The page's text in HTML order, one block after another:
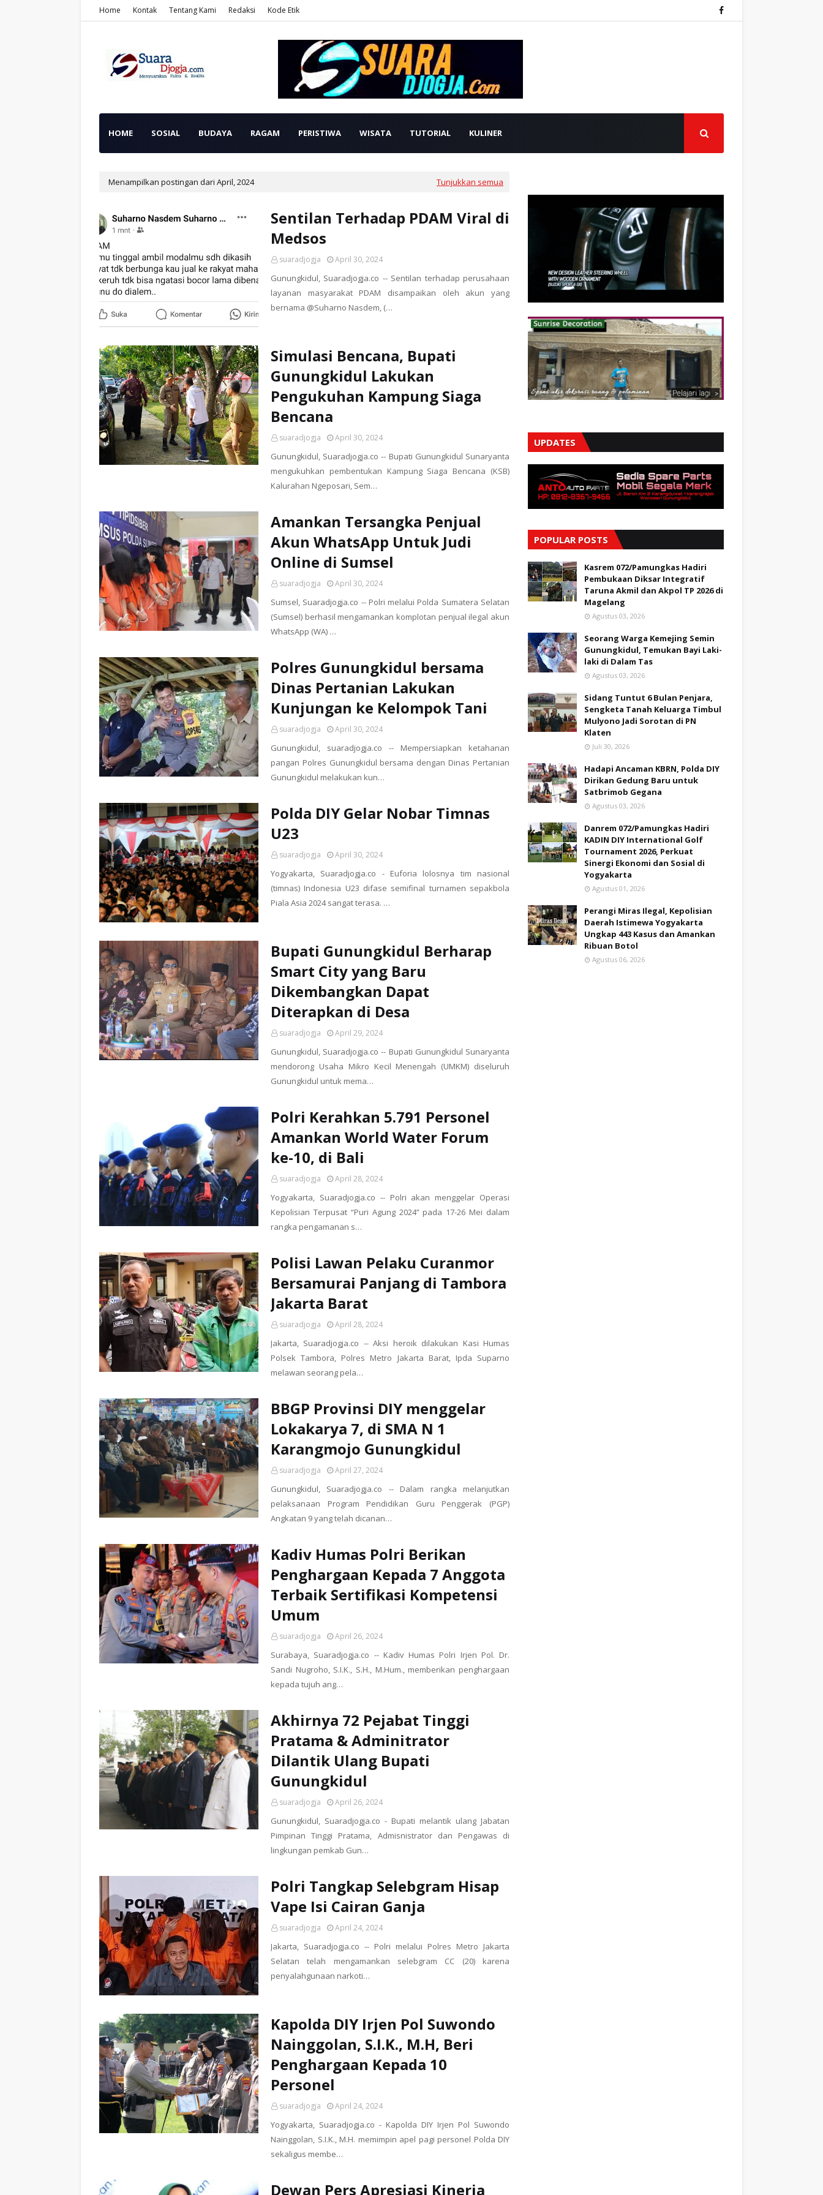
Home Kontak Tentang Kami Redaksi Kode Etik
HOME SOSIAL BUDAYA RAGAM PERISTIWA WISATA TUTORIAL KULINER
Menampilkan postingan dari April, 2024 Tunjukkan semua
Sentilan Terhadap PDAM Viral di
Medsos
suaradjogja April 30, 2024
Gunungkidul, Suaradjogja.co -- Sentilan terhadap perusahaan
layanan masyarakat PDAM disampaikan oleh akun yang
bernama @Suharno Nasdem, (…
Simulasi Bencana, Bupati
Gunungkidul Lakukan
Pengukuhan Kampung Siaga
Bencana
suaradjogja April 30, 2024
Gunungkidul, Suaradjogja.co -- Bupati Gunungkidul Sunaryanta
mengukuhkan pembentukan Kampung Siaga Bencana (KSB)
Kalurahan Ngeposari, Sem…
Amankan Tersangka Penjual
Akun WhatsApp Untuk Judi
Online di Sumsel
suaradjogja April 30, 2024
Sumsel, Suaradjogja.co -- Polri melalui Polda Sumatera Selatan
(Sumsel) berhasil mengamankan komplotan penjual ilegal akun
WhatsApp (WA) …
Polres Gunungkidul bersama
Dinas Pertanian Lakukan
Kunjungan ke Kelompok Tani
suaradjogja April 30, 2024
Gunungkidul, suaradjogja.co -- Mempersiapkan ketahanan
pangan Polres Gunungkidul bersama dengan Dinas Pertanian
Gunungkidul melakukan kun…
Polda DIY Gelar Nobar Timnas
U23
suaradjogja April 30, 2024
Yogyakarta, Suaradjogja.co - Euforia lolosnya tim nasional
(timnas) Indonesia U23 difase semifinal turnamen sepakbola
Piala Asia 2024 sangat terasa. …
Bupati Gunungkidul Berharap
Smart City yang Baru
Dikembangkan Dapat
Diterapkan di Desa
suaradjogja April 29, 2024
Gunungkidul, Suaradjogja.co -- Bupati Gunungkidul Sunaryanta
mendorong Usaha Mikro Kecil Menengah (UMKM) diseluruh
Gunungkidul untuk mema…
Polri Kerahkan 5.791 Personel
Amankan World Water Forum
ke-10, di Bali
suaradjogja April 28, 2024
Yogyakarta, Suaradjogja.co -- Polri akan menggelar Operasi
Kepolisian Terpusat “Puri Agung 2024” pada 17-26 Mei dalam
rangka pengamanan s…
Polisi Lawan Pelaku Curanmor
Bersamurai Panjang di Tambora
Jakarta Barat
suaradjogja April 28, 2024
Jakarta, Suaradjogja.co -- Aksi heroik dilakukan Kasi Humas
Polsek Tambora, Polres Metro Jakarta Barat, Ipda Suparno
melawan seorang pela…
BBGP Provinsi DIY menggelar
Lokakarya 7, di SMA N 1
Karangmojo Gunungkidul
suaradjogja April 27, 2024
Gunungkidul, Suaradjogja.co -- Dalam rangka melanjutkan
pelaksanaan Program Pendidikan Guru Penggerak (PGP)
Angkatan 9 yang telah dicanan…
Kadiv Humas Polri Berikan
Penghargaan Kepada 7 Anggota
Terbaik Sertifikasi Kompetensi
Umum
suaradjogja April 26, 2024
Surabaya, Suaradjogja.co -- Kadiv Humas Polri Irjen Pol. Dr.
Sandi Nugroho, S.I.K., S.H., M.Hum., memberikan penghargaan
kepada tujuh ang…
Akhirnya 72 Pejabat Tinggi
Pratama & Adminitrator
Dilantik Ulang Bupati
Gunungkidul
suaradjogja April 26, 2024
Gunungkidul, Suaradjogja.co - Bupati melantik ulang Jabatan
Pimpinan Tinggi Pratama, Admisnistrator dan Pengawas di
lingkungan pemkab Gun…
Polri Tangkap Selebgram Hisap
Vape Isi Cairan Ganja
suaradjogja April 24, 2024
Jakarta, Suaradjogja.co -- Polri melalui Polres Metro Jakarta
Selatan telah mengamankan selebgram CC (20) karena
penyalahgunaan narkoti…
Kapolda DIY Irjen Pol Suwondo
Nainggolan, S.I.K., M.H, Beri
Penghargaan Kepada 10
Personel
suaradjogja April 24, 2024
Yogyakarta, Suaradjogja.co - Kapolda DIY Irjen Pol Suwondo
Nainggolan, S.I.K., M.H. memimpin apel pagi personel Polda DIY
sekaligus membe…
Dewan Pers Apresiasi Kinerja
UPDATES
POPULAR POSTS
Kasrem 072/Pamungkas Hadiri
Pembukaan Diksar Integratif
Taruna Akmil dan Akpol TP 2026 di
Magelang
Agustus 03, 2026
Seorang Warga Kemejing Semin
Gunungkidul, Temukan Bayi Laki-
laki di Dalam Tas
Agustus 03, 2026
Sidang Tuntut 6 Bulan Penjara,
Sengketa Tanah Keluarga Timbul
Mulyono Jadi Sorotan di PN
Klaten
Juli 30, 2026
Hadapi Ancaman KBRN, Polda DIY
Dirikan Gedung Baru untuk
Satbrimob Gegana
Agustus 03, 2026
Danrem 072/Pamungkas Hadiri
KADIN DIY International Golf
Tournament 2026, Perkuat
Sinergi Ekonomi dan Sosial di
Yogyakarta
Agustus 01, 2026
Perangi Miras Ilegal, Kepolisian
Daerah Istimewa Yogyakarta
Ungkap 443 Kasus dan Amankan
Ribuan Botol
Agustus 06, 2026